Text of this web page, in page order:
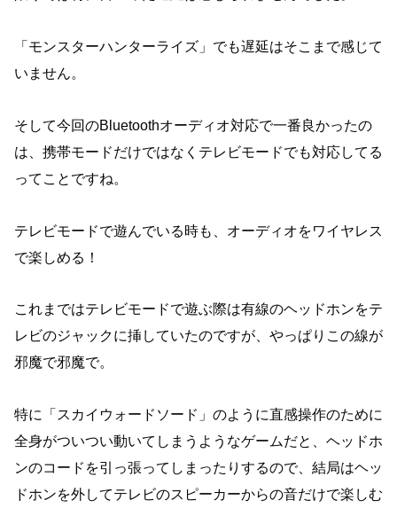
「モンスターハンターライズ」でも遅延はそこまで感じて
いません。
そして今回のBluetoothオーディオ対応で一番良かったの
は、携帯モードだけではなくテレビモードでも対応してる
ってことですね。
テレビモードで遊んでいる時も、オーディオをワイヤレス
で楽しめる！
これまではテレビモードで遊ぶ際は有線のヘッドホンをテ
レビのジャックに挿していたのですが、やっぱりこの線が
邪魔で邪魔で。
特に「スカイウォードソード」のように直感操作のために
全身がついつい動いてしまうようなゲームだと、ヘッドホ
ンのコードを引っ張ってしまったりするので、結局はヘッ
ドホンを外してテレビのスピーカーからの音だけで楽しむ